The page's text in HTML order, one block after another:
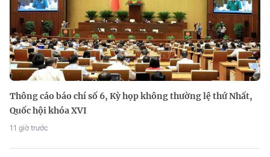
Thông cáo báo chí số 6, Kỳ họp không thường lệ thứ Nhất,
Quốc hội khóa XVI
11 giờ trước